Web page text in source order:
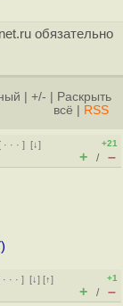
обязательно
+/-
Раскрыть
всё
RSS
· · ·][↓]
+21
+ / –
· · ·][↓] [↑]
+1
+ / –